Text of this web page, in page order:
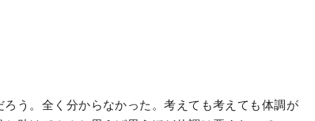
う。全く分からなかった。考えても考えても体調が